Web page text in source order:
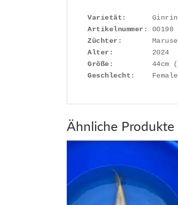
Varietät:
Artikelnummer:
Züchter:
Alter:
Größe:
Geschlecht:
    Female
Ähnliche Produkte